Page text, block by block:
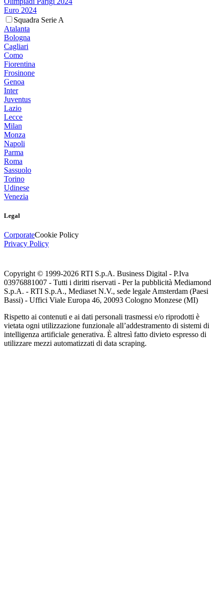
Euro 2024
Squadra Serie A
Atalanta
Bologna
Cagliari
Como
Fiorentina
Frosinone
Genoa
Inter
Juventus
Lazio
Lecce
Milan
Monza
Napoli
Parma
Roma
Sassuolo
Torino
Udinese
Venezia
Legal
CorporateCookie Policy
Privacy Policy
Copyright © 1999-2026 RTI S.p.A. Business Digital - P.Iva
03976881007 - Tutti i diritti riservati - Per la pubblicità Mediamond
S.p.A. - RTI S.p.A., Mediaset N.V., sede legale Amsterdam (Paesi
Bassi) - Uffici Viale Europa 46, 20093 Cologno Monzese (MI)
Rispetto ai contenuti e ai dati personali trasmessi e/o riprodotti è
vietata ogni utilizzazione funzionale all’addestramento di sistemi di
intelligenza artificiale generativa. È altresì fatto divieto espresso di
utilizzare mezzi automatizzati di data scraping.